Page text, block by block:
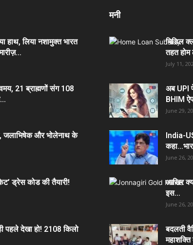
हाथ, लिया नशामुक्त भारत
21 ब्राह्मणों संग 108
जलाभिषेक और भोलेनाथ के
ड्रेस कोड की तैयारी!
पहले देखा हो! 2108 किलो
मनी
मिडिल
तहत होम
July 11,
अब UPI
BHIM
June 29,
India-
June 26,
आखिर
इस...
June 26,
बदलती